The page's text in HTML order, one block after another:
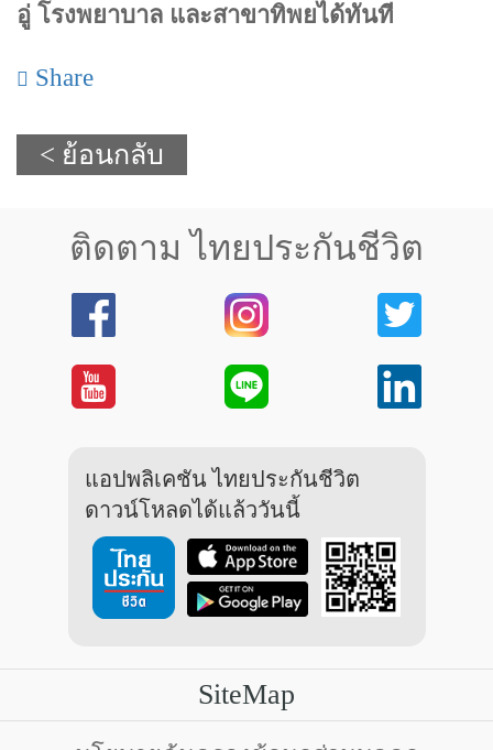
อู่ โรงพยาบาล และสาขาทิพยได้ทันที
Share
< ย้อนกลับ
ติดตาม ไทยประกันชีวิต
แอปพลิเคชัน ไทยประกันชีวิต
ดาวน์โหลดได้แล้ววันนี้
SiteMap